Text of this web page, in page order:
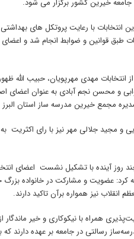
انتخابات با رعایت پروتکل های
طبق قوانین و ضوابط انجام شد و
انتخابات مهدی مهرپویان، حبیب الله
و محسن نجم آبادی به عنوان اعضای
مجمع خیرین مدرسه ساز استان
و مجید جلالی مهر نیز با رای اکثریت
چند روز آینده با تشکیل نشست اعضای
کرد: عضویت و مشارکت در خانواده
نیز همواره برآن تاکید دارند.
همراه با نیکوکاری و خیر
رسالتی در جامعه بر عهده دارند که